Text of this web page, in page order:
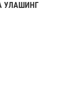
УЛАШИНГ